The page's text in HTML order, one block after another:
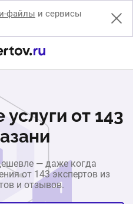
файлы и сервисы
от 143
— даже когда
от 143 экспертов из
и отзывов.